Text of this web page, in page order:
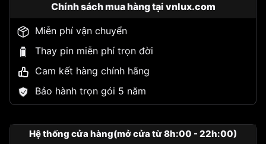
Chính sách mua hàng tại vnlux.com
Miễn phí vận chuyển
Thay pin miễn phí trọn đời
Cam kết hàng chính hãng
Bảo hành trọn gói 5 năm
Hệ thống cửa hàng(mở cửa từ 8h:00 - 22h:00)